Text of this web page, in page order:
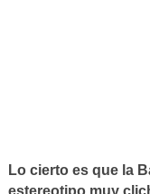
Lo cierto es que la